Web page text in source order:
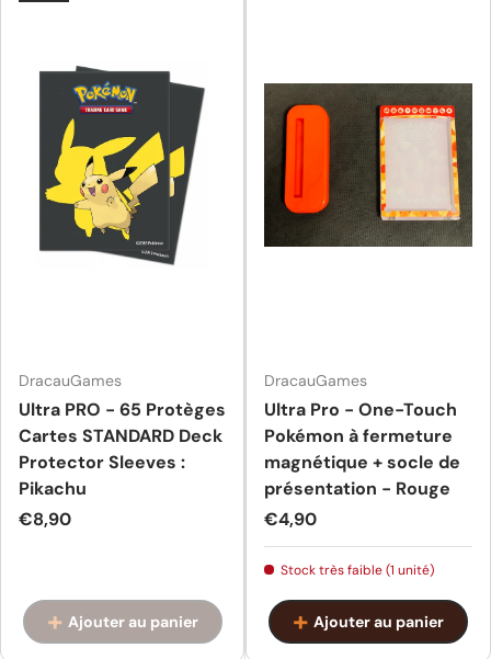
DracauGames
Ultra PRO - 65 Protèges
Cartes STANDARD Deck
Protector Sleeves :
Pikachu
Prix habituel
€8,90
Ajouter au panier
DracauGames
Ultra Pro - One-Touch
Pokémon à fermeture
magnétique + socle de
présentation - Rouge
Prix habituel
€4,90
Stock très faible (1 unité)
Ajouter au panier